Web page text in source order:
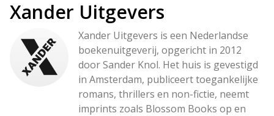
Xander Uitgevers
Xander Uitgevers is een Nederlandse
boekenuitgeverij, opgericht in 2012
door Sander Knol. Het huis is gevestigd
in Amsterdam, publiceert toegankelijke
romans, thrillers en non-fictie, neemt
imprints zoals Blossom Books op en